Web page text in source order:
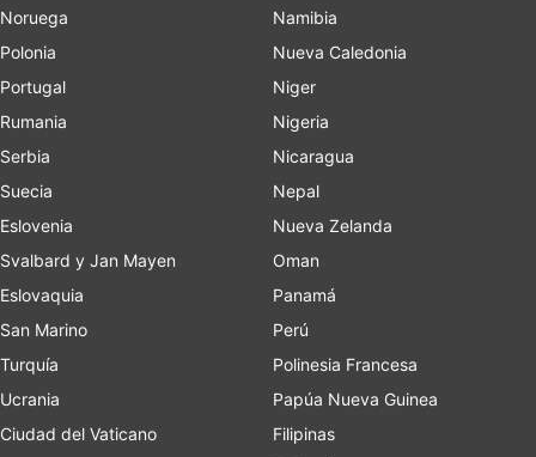
Noruega
Polonia
Portugal
Rumania
Serbia
Suecia
Eslovenia
Svalbard y Jan Mayen
Eslovaquia
San Marino
Turquía
Ucrania
Ciudad del Vaticano
Namibia
Nueva Caledonia
Niger
Nigeria
Nicaragua
Nepal
Nueva Zelanda
Oman
Panamá
Perú
Polinesia Francesa
Papúa Nueva Guinea
Filipinas